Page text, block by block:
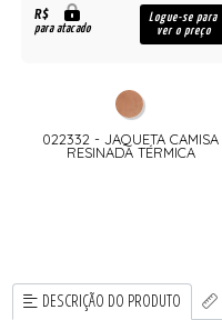
R$
para atacado
Logue-se para
ver o preço
022332 - JAQUETA CAMISA
RESINADA TÉRMICA
DESCRIÇÃO DO PRODUTO